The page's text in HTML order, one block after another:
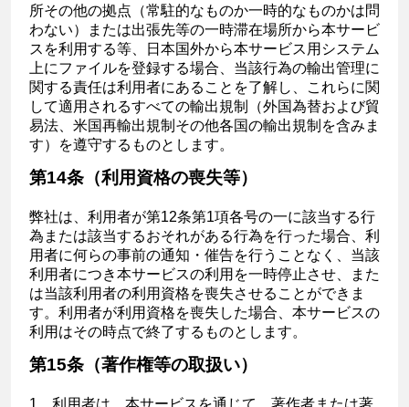
所その他の拠点（常駐的なものか一時的なものかは問
わない）または出張先等の一時滞在場所から本サービ
スを利用する等、日本国外から本サービス用システム
上にファイルを登録する場合、当該行為の輸出管理に
関する責任は利用者にあることを了解し、これらに関
して適用されるすべての輸出規制（外国為替および貿
易法、米国再輸出規制その他各国の輸出規制を含みま
す）を遵守するものとします。
第14条（利用資格の喪失等）
弊社は、利用者が第12条第1項各号の一に該当する行
為または該当するおそれがある行為を行った場合、利
用者に何らの事前の通知・催告を行うことなく、当該
利用者につき本サービスの利用を一時停止させ、また
は当該利用者の利用資格を喪失させることができま
す。利用者が利用資格を喪失した場合、本サービスの
利用はその時点で終了するものとします。
第15条（著作権等の取扱い）
1．利用者は、本サービスを通じて、著作者または著